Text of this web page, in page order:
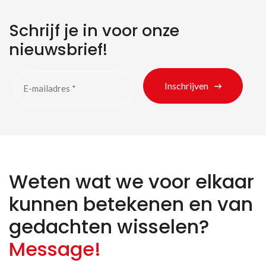
Schrijf je in voor onze
nieuwsbrief!
Inschrijven
Weten wat we voor elkaar
kunnen betekenen en van
gedachten wisselen?
Message!
Zoeken naar producten